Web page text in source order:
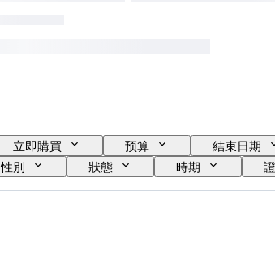
立即購買 预算 結束日期
性別 狀態 時期
電力儲備 錶殼直徑 原